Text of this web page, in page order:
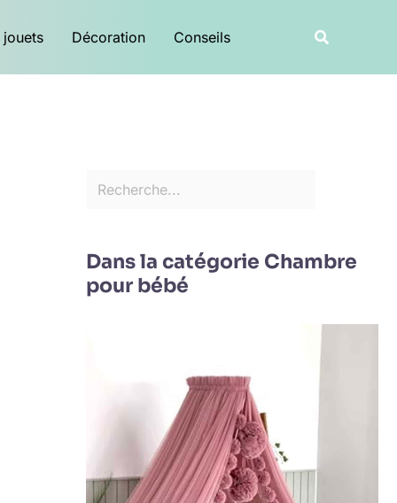
Décoration Conseils
e
c
rDans la catégorie Chambre
pour bébé